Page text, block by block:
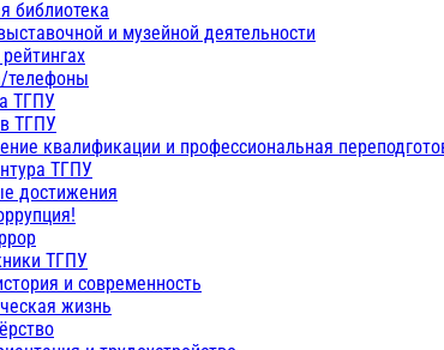
библиотека
и музейной деятельности
телефоны
ТГПУ
ТГПУ
квалификации и профессиональная
ТГПУ
достижения
ТГПУ
и современность
жизнь